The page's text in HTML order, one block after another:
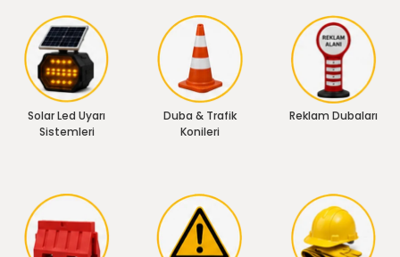
Solar Led Uyarı
Sistemleri
Duba & Trafik
Konileri
Reklam Dubaları